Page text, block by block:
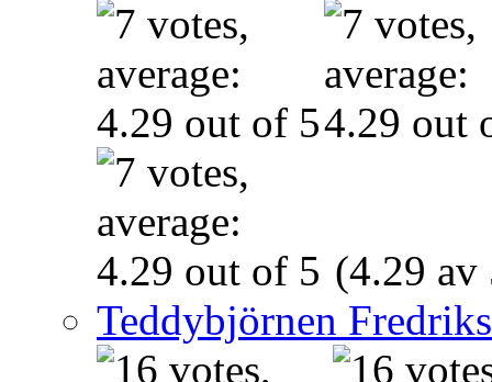
(4.29 av
Teddybjörnen